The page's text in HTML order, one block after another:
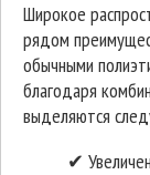
Широкое
рядом
обычными
благодаря
выделяются
✔